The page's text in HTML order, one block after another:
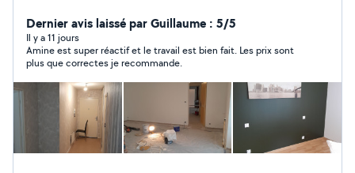
peinture avec soin. Je veille à un travail propre et
organisé, avec une finition correcte et soignée.
Disponible pour différents travaux de
rénovation,N'hésitez pas à me contacter
Dernier avis laissé par Guillaume : 5/5
Il y a 11 jours
Amine est super réactif et le travail est bien fait. Les prix sont
plus que correctes je recommande.